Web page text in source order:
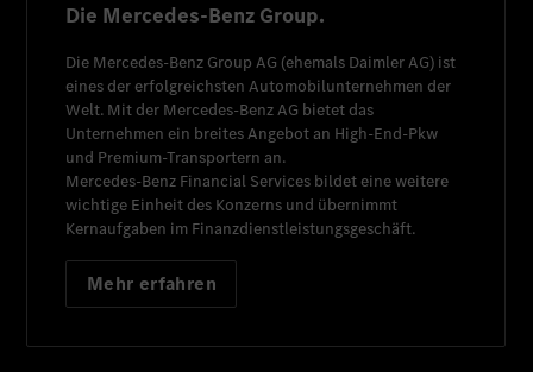
Die Mercedes-Benz Group.
Die Mercedes-Benz Group AG (ehemals Daimler AG) ist
eines der erfolgreichsten Automobilunternehmen der
Welt. Mit der Mercedes-Benz AG bietet das
Unternehmen ein breites Angebot an High-End-Pkw
und Premium-Transportern an.
Mercedes-Benz Financial Services bildet eine weitere
wichtige Einheit des Konzerns und übernimmt
Kernaufgaben im Finanzdienstleistungsgeschäft.
Mehr erfahren